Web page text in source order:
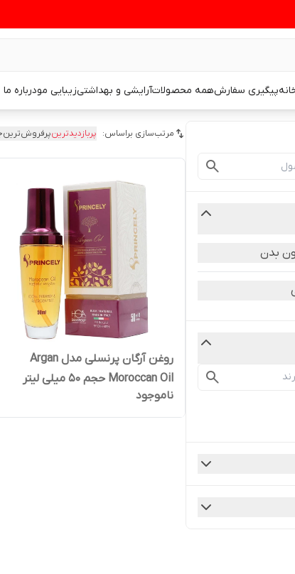
پیگیری سفارشهمه محصولاتآرایشی و بهداشتیزیبایی مودرباره ما
بدن
مرتب‌سازی براساس: پربازدیدترینپرفروش‌ترین
روغن آرگان پرنسلی مدل Argan
Moroccan Oil حجم 50 میلی لیتر
ناموجود